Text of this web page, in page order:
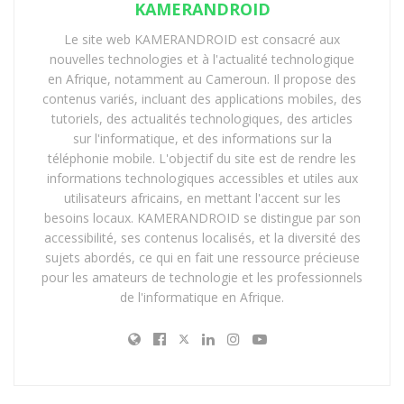
2. Le phénomène « Charlie
bit my finger »
En 2007, une vidéo où un petit garçon, Harry, se fait
mordre le doigt par son jeune frère, Charlie, a atteint
un succès phénoménal. C’est l’une des premières vidéos
virales de YouTube.« Charlie bit my finger »a connu un
tel engouement que son retrait en 2021 a créé une
vague de nostalgie. Avant sa suppression, elle comptait
plus de 880 millions de vues. Ce genre de contenu
simple, mais attachant, a propulsé YouTube dans le
cœur de millions de foyers.
KAMERANDROID
Le site web KAMERANDROID est consacré aux
nouvelles technologies et à l'actualité technologique
en Afrique, notamment au Cameroun. Il propose des
contenus variés, incluant des applications mobiles, des
tutoriels, des actualités technologiques, des articles
sur l'informatique, et des informations sur la
téléphonie mobile. L'objectif du site est de rendre les
informations technologiques accessibles et utiles aux
utilisateurs africains, en mettant l'accent sur les
besoins locaux. KAMERANDROID se distingue par son
accessibilité, ses contenus localisés, et la diversité des
sujets abordés, ce qui en fait une ressource précieuse
pour les amateurs de technologie et les professionnels
de l'informatique en Afrique.